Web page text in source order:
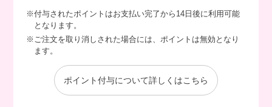
※付与されたポイントはお支払い完了から14日後に利用可能
となります。
※ご注文を取り消しされた場合には、ポイントは無効となり
ます。
ポイント付与について詳しくはこちら